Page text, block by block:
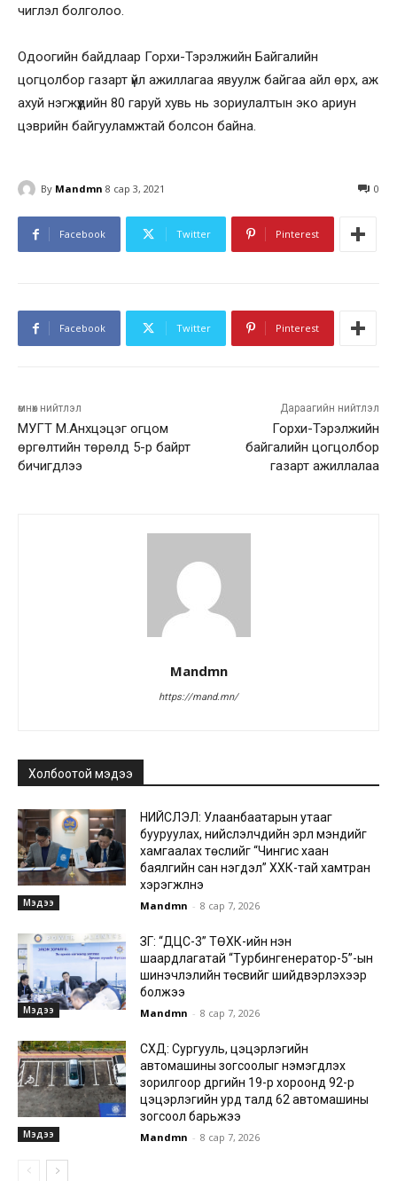
чиглэл болголоо.
Одоогийн байдлаар Горхи-Тэрэлжийн Байгалийн
цогцолбор газарт үйл ажиллагаа явуулж байгаа айл өрх, аж
ахуй нэгжүүдийн 80 гаруй хувь нь зориулалтын эко ариун
цэврийн байгууламжтай болсон байна.
By Mandmn 8 сар 3, 2021 0
Facebook Twitter Pinterest
Facebook Twitter Pinterest
өмнөх нийтлэл
МУГТ М.Анхцэцэг огцом
өргөлтийн төрөлд 5-р байрт
бичигдлээ
Дараагийн нийтлэл
Горхи-Тэрэлжийн
байгалийн цогцолбор
газарт ажиллалаа
Mandmn
https://mand.mn/
Холбоотой мэдээ
Мэдээ
НИЙСЛЭЛ: Улаанбаатарын утааг
бууруулах, нийслэлчүүдийн эрүүл мэндийг
хамгаалах төслийг “Чингис хаан
баялгийн сан нэгдэл” ХХК-тай хамтран
хэрэгжүүлнэ
Mandmn - 8 сар 7, 2026
Мэдээ
ЗГ: “ДЦС-3” ТӨХК-ийн нэн
шаардлагатай “Турбингенератор-5”-ын
шинэчлэлийн төсвийг шийдвэрлэхээр
болжээ
Mandmn - 8 сар 7, 2026
Мэдээ
СХД: Сургууль, цэцэрлэгийн
автомашины зогсоолыг нэмэгдүүлэх
зорилгоор дүүргийн 19-р хороонд 92-р
цэцэрлэгийн урд талд 62 автомашины
зогсоол барьжээ
Mandmn - 8 сар 7, 2026